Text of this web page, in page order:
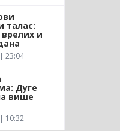
талас:
и
23:04
Дуге
више
10:32